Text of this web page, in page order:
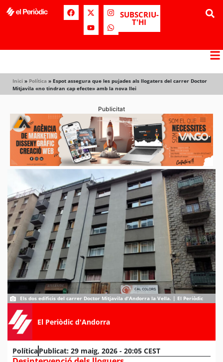
SUBSCRIU-
T'HI
Inici » Política » Espot assegura que les pujades als llogaters del carrer Doctor
Mitjavila «no tindran cap efecte» amb la nova llei
Publicitat
Els dos edificis del carrer Doctor Mitjavila d'Andorra la Vella. | El Periòdic
El Periòdic d'Andorra
PolíticaPublicat: 29 maig, 2026 - 20:05 CEST